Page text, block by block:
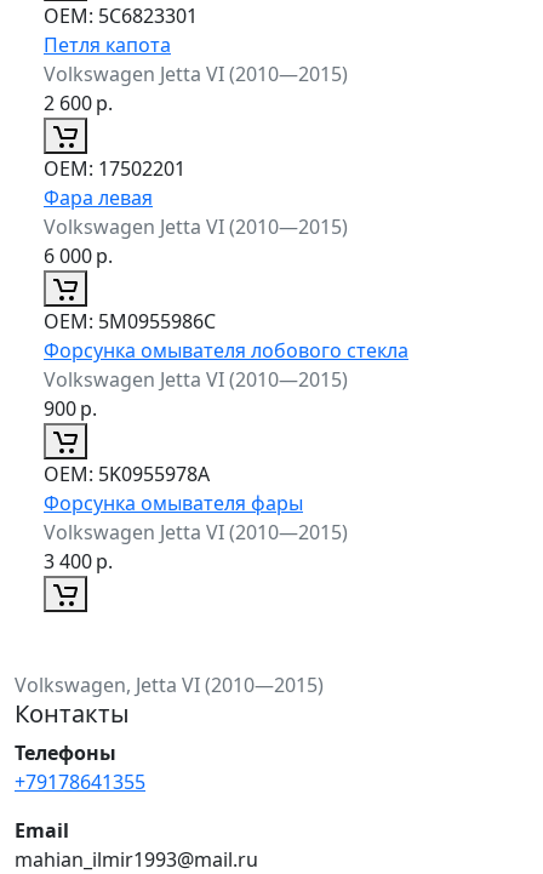
ОЕМ: 5C6823301
Петля капота
Volkswagen Jetta VI (2010—2015)
2 600р.
ОЕМ: 17502201
Фара левая
Volkswagen Jetta VI (2010—2015)
6 000р.
ОЕМ: 5M0955986C
Форсунка омывателя лобового стекла
Volkswagen Jetta VI (2010—2015)
900р.
ОЕМ: 5K0955978A
Форсунка омывателя фары
Volkswagen Jetta VI (2010—2015)
3 400р.
Volkswagen, Jetta VI (2010—2015)
Контакты
Телефоны
+79178641355
Email
mahian_ilmir1993@mail.ru